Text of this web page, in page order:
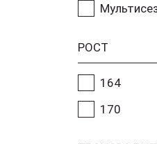
РОСТ
164
170